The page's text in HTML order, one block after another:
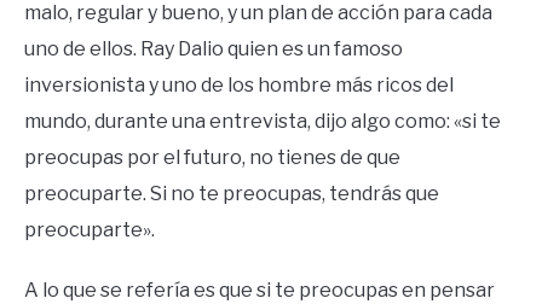
malo, regular y bueno, y un plan de acción para cada
uno de ellos. Ray Dalio quien es un famoso
inversionista y uno de los hombre más ricos del
mundo, durante una entrevista, dijo algo como: «si te
preocupas por el futuro, no tienes de que
preocuparte. Si no te preocupas, tendrás que
preocuparte».
A lo que se refería es que si te preocupas en pensar